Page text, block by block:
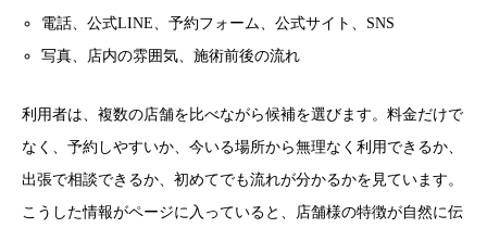
電話、公式LINE、予約フォーム、公式サイト、SNS
写真、店内の雰囲気、施術前後の流れ
利用者は、複数の店舗を比べながら候補を選びます。料金だけで
なく、予約しやすいか、今いる場所から無理なく利用できるか、
出張で相談できるか、初めてでも流れが分かるかを見ています。
こうした情報がページに入っていると、店舗様の特徴が自然に伝